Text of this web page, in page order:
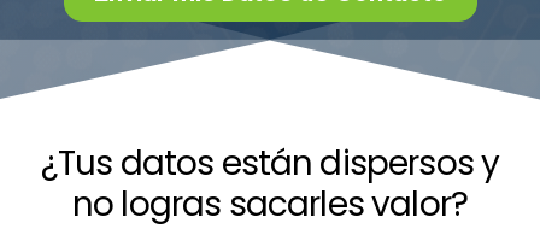
¿Tus datos están dispersos y
no logras sacarles valor?